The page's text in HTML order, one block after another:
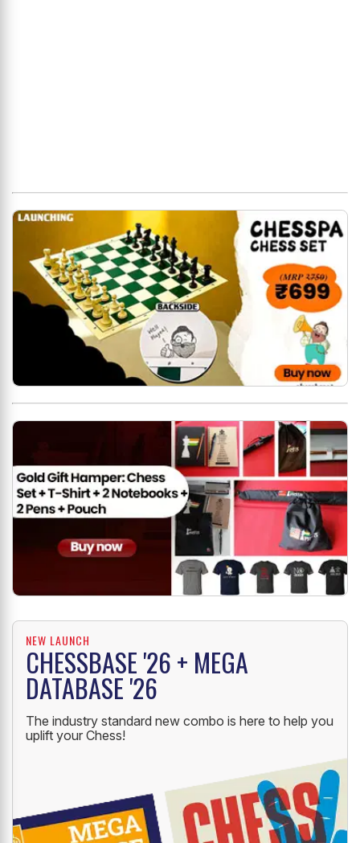
NEW LAUNCH
CHESSBASE '26 + MEGA
DATABASE '26
The industry standard new combo is here to help you